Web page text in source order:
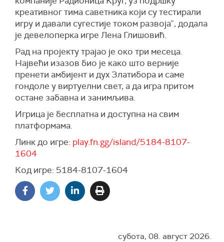
креативног тима саветника који су тестирали
игру и давали сугестије током развоја”, додала
је девелоперка игре Лена Глишовић.
Рад на пројекту трајао је око три месеца.
Највећи изазов био је како што верније
пренети амбијент и дух Златибора и саме
гондоле у виртуелни свет, а да игра притом
остане забавна и занимљива.
Игрица је бесплатна и доступна на свим
платформама.
Линк до игре: play.fn.gg/island/5184-8107-
1604
Код игре: 5184-8107-1604
субота, 08. август 2026.